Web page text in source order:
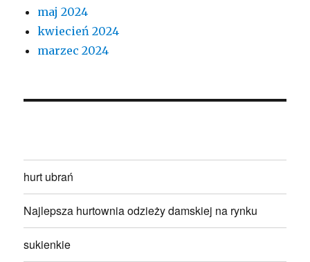
maj 2024
kwiecień 2024
marzec 2024
hurt ubrań
Najlepsza hurtownia odzieży damskiej na rynku
sukienkie